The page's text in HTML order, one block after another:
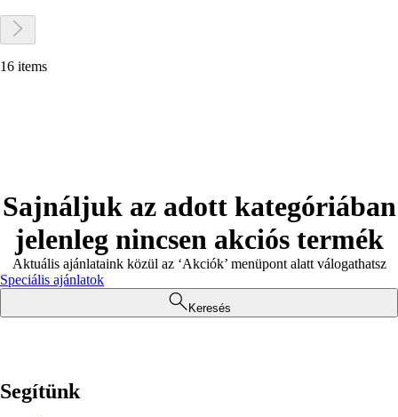
16 items
Sajnáljuk az adott kategóriában
jelenleg nincsen akciós termék
Aktuális ajánlataink közül az ‘Akciók’ menüpont alatt válogathatsz
Speciális ajánlatok
Keresés
Segítünk